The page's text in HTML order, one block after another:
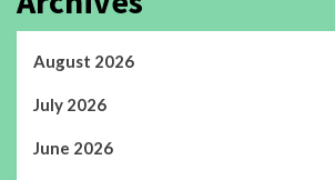
August 2026
July 2026
June 2026